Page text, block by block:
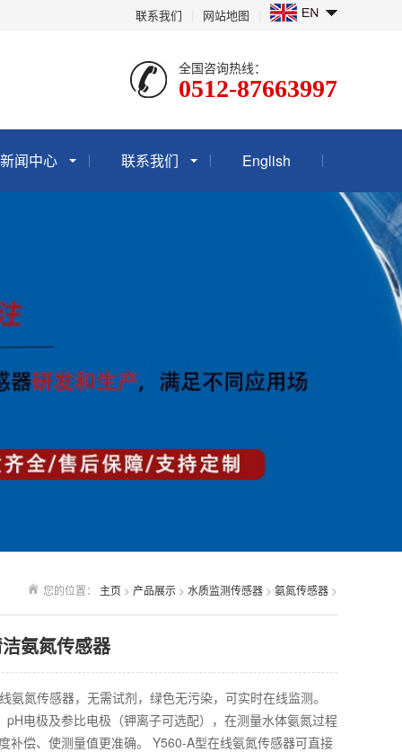
联系我们 网站地图
全国咨询热线：
0512-87663997
新闻中心 联系我们 English
您的位置： 主页 > 产品展示 > 水质监测传感器 > 氨氮传感器 >
氨氮传感器
氨氮传感器，无需试剂，绿色无污染，可实时在线监测。
pH电极及参比电极（钾离子可选配），在测量水体氨氮过程
补偿、使测量值更准确。 Y560-A型在线氨氮传感器可直接